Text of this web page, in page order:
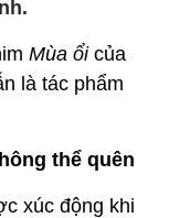
Mùa ổicủa
là tác phẩm
thể quên
xúc động khi